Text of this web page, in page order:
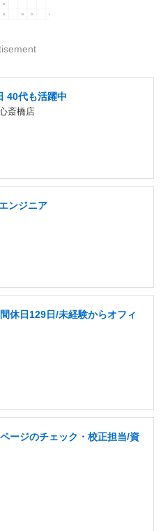
40代も活躍中
斎橋店
ンジニア
休日129日/未経験からオフィ
ージのチェック・校正担当/資